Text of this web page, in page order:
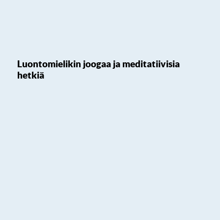
Luontomielikin joogaa ja meditatiivisia
hetkiä